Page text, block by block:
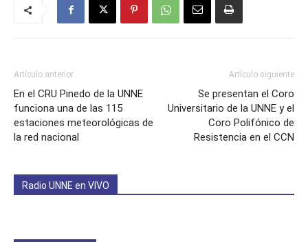
Artículo anterior
En el CRU Pinedo de la UNNE
funciona una de las 115
estaciones meteorológicas de
la red nacional
Artículo siguiente
Se presentan el Coro
Universitario de la UNNE y el
Coro Polifónico de
Resistencia en el CCN
Radio UNNE en VIVO